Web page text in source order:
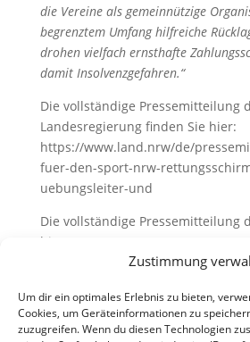
Zustimmung
Um dir ein optimales Erlebnis zu bieten,
Cookies, um Geräteinformationen zu
zuzugreifen. Wenn du diesen Technologien
die Vereine als gemeinnützige
begrenztem Umfang hilfreiche
drohen vielfach ernsthafte
damit Insolvenzgefahren.“
Die vollständige Pressemitteilung
Landesregierung finden Sie hier:
https://www.land.nrw/de/
fuer-den-sport-nrw-
uebungsleiter-und
Die vollständige Pressemitteilung
hier:
https://www.lsb.nrw/medien/